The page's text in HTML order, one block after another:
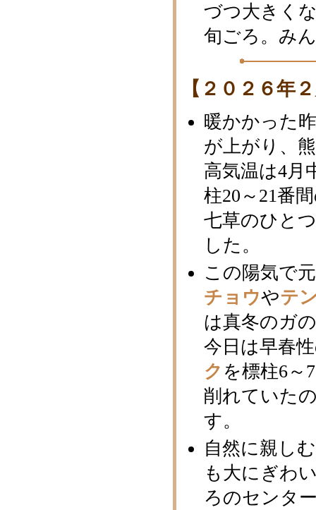
づつ大きく
旬ごろ。み
【２０２６年
暖かかった
が上がり、
高気温は4月
柱20～21番
七草のひと
した。
この陽気で
チョウやテ
は真冬のガ
今日は早春
ク を標柱6～
削れていた
す。
自然に親し
も大にぎわ
ろのセンタ